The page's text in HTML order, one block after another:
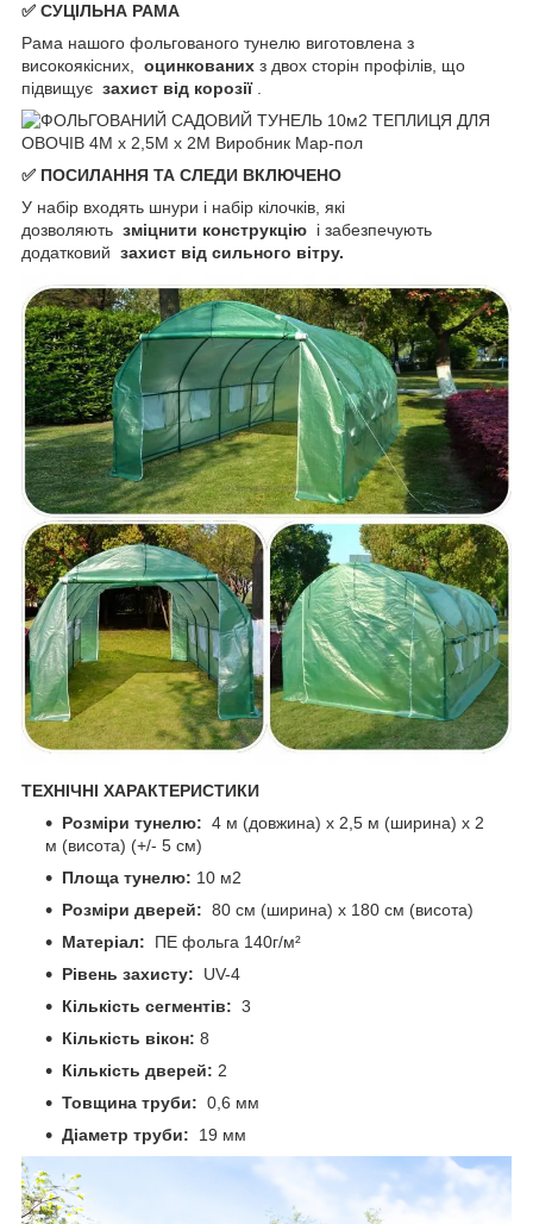
✅ СУЦІЛЬНА РАМА
Рама нашого фольгованого тунелю виготовлена ​​з
високоякісних, оцинкованих з двох сторін профілів, що
підвищує захист від корозії.
✅ ПОСИЛАННЯ ТА СЛЕДИ ВКЛЮЧЕНО
У набір входять шнури і набір кілочків, які
дозволяють зміцнити конструкцію і забезпечують
додатковий захист від сильного вітру.
ТЕХНІЧНІ ХАРАКТЕРИСТИКИ
Розміри тунелю: 4 м (довжина) х 2,5 м (ширина) х 2
м (висота) (+/- 5 см)
Площа тунелю: 10 м2
Розміри дверей: 80 см (ширина) х 180 см (висота)
Матеріал: ПЕ фольга 140г/м²
Рівень захисту: UV-4
Кількість сегментів: 3
Кількість вікон: 8
Кількість дверей: 2
Товщина труби: 0,6 мм
Діаметр труби: 19 мм